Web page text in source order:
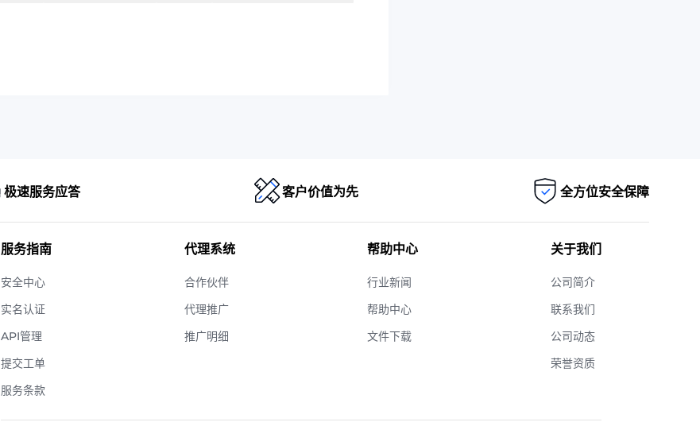
极速服务应答 客户价值为先 全方位安全保障
服务指南
安全中心
实名认证
API管理
提交工单
服务条款
代理系统
合作伙伴
代理推广
推广明细
帮助中心
行业新闻
帮助中心
文件下载
关于我们
公司简介
联系我们
公司动态
荣誉资质